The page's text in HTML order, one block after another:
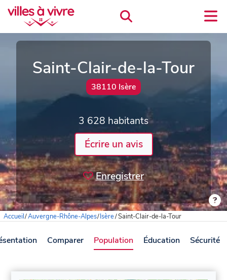
Saint-Clair-de-la-Tour
38110 Isère
3 628 habitants
Écrire un avis
Enregistrer
Accueil/Auvergne-Rhône-Alpes/Isère/Saint-Clair-de-la-Tour
Comparer Population Éducation Sécurité